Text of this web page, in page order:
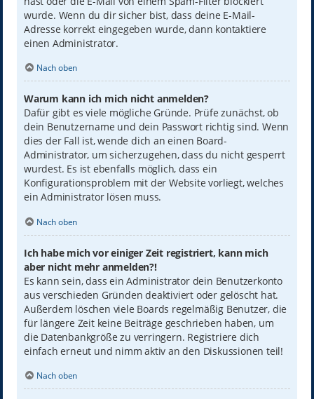
wurde. Wenn du dir sicher bist, dass deine E-Mail-
Adresse korrekt eingegeben wurde, dann kontaktiere
einen Administrator.
Nach oben
Warum kann ich mich nicht anmelden?
Dafür gibt es viele mögliche Gründe. Prüfe zunächst, ob
dein Benutzername und dein Passwort richtig sind. Wenn
dies der Fall ist, wende dich an einen Board-
Administrator, um sicherzugehen, dass du nicht gesperrt
wurdest. Es ist ebenfalls möglich, dass ein
Konfigurationsproblem mit der Website vorliegt, welches
ein Administrator lösen muss.
Nach oben
Ich habe mich vor einiger Zeit registriert, kann mich
aber nicht mehr anmelden?!
Es kann sein, dass ein Administrator dein Benutzerkonto
aus verschieden Gründen deaktiviert oder gelöscht hat.
Außerdem löschen viele Boards regelmäßig Benutzer, die
für längere Zeit keine Beiträge geschrieben haben, um
die Datenbankgröße zu verringern. Registriere dich
einfach erneut und nimm aktiv an den Diskussionen teil!
Nach oben